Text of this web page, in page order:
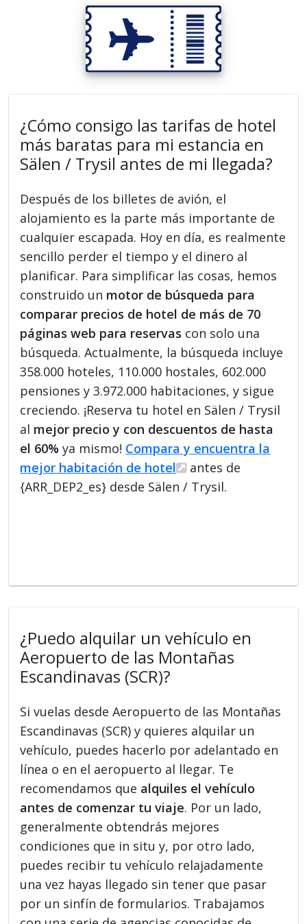
¿Cómo consigo las tarifas de hotel
más baratas para mi estancia en
Sälen / Trysil antes de mi llegada?
Después de los billetes de avión, el
alojamiento es la parte más importante de
cualquier escapada. Hoy en día, es realmente
sencillo perder el tiempo y el dinero al
planificar. Para simplificar las cosas, hemos
construido un motor de búsqueda para
comparar precios de hotel de más de 70
páginas web para reservas con solo una
búsqueda. Actualmente, la búsqueda incluye
358.000 hoteles, 110.000 hostales, 602.000
pensiones y 3.972.000 habitaciones, y sigue
creciendo. ¡Reserva tu hotel en Sälen / Trysil
al mejor precio y con descuentos de hasta
el 60% ya mismo! Compara y encuentra la
mejor habitación de hotel
antes de
{ARR_DEP2_es} desde Sälen / Trysil.
¿Puedo alquilar un vehículo en
Aeropuerto de las Montañas
Escandinavas (SCR)?
Si vuelas desde Aeropuerto de las Montañas
Escandinavas (SCR) y quieres alquilar un
vehículo, puedes hacerlo por adelantado en
línea o en el aeropuerto al llegar. Te
recomendamos que alquiles el vehículo
antes de comenzar tu viaje. Por un lado,
generalmente obtendrás mejores
condiciones que in situ y, por otro lado,
puedes recibir tu vehículo relajadamente
una vez hayas llegado sin tener que pasar
por un sinfín de formularios. Trabajamos